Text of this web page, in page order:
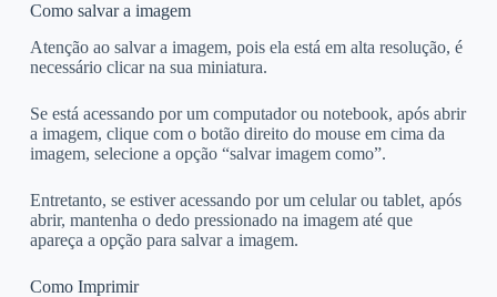
Como salvar a imagem
Atenção ao salvar a imagem, pois ela está em alta resolução, é
necessário clicar na sua miniatura.
Se está acessando por um computador ou notebook, após abrir
a imagem, clique com o botão direito do mouse em cima da
imagem, selecione a opção “salvar imagem como”.
Entretanto, se estiver acessando por um celular ou tablet, após
abrir, mantenha o dedo pressionado na imagem até que
apareça a opção para salvar a imagem.
Como Imprimir